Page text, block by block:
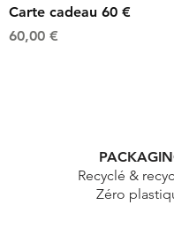
Carte cadeau 60 €
Prix
60,00 €
Recyclé &
Zéro